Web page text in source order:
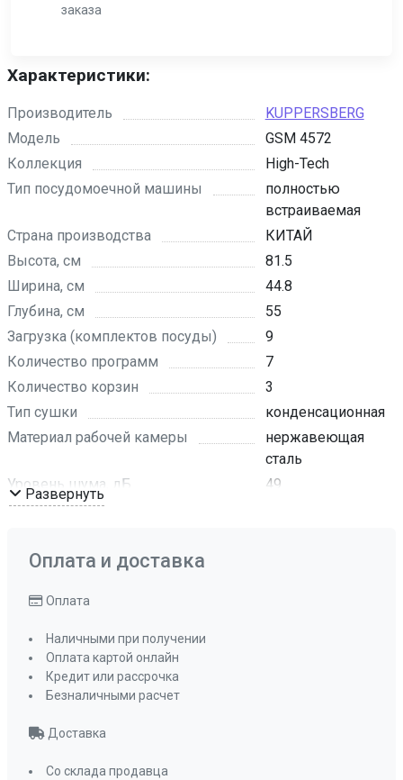
заказа
Характеристики:
Производитель
KUPPERSBERG
Модель
GSM 4572
Коллекция
High-Tech
Тип посудомоечной машины
полностью
встраиваемая
Страна производства
КИТАЙ
Высота, см
81.5
Ширина, см
44.8
Глубина, см
55
Загрузка (комплектов посуды)
9
Количество программ
7
Количество корзин
3
Тип сушки
конденсационная
Материал рабочей камеры
нержавеющая
сталь
Уровень шума, дБ
49
Цвет LED-дисплея
Регулируемая по высоте средняя корзина
да , ручной
способ
Количество положений средней корзины
Количество разбрызгивателей
Развернуть
Оплата и доставка
Оплата
Наличными при получении
Оплата картой онлайн
Кредит или рассрочка
Безналичными расчет
Доставка
Со склада продавца